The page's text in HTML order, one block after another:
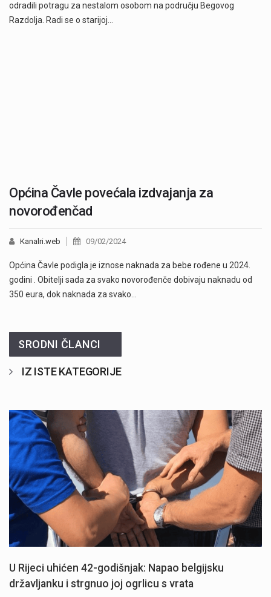
odradili potragu za nestalom osobom na području Begovog
Razdolja. Radi se o starijoj…
Općina Čavle povećala izdvajanja za
novorođenčad
Kanalri.web 09/02/2024
Općina Čavle podigla je iznose naknada za bebe rođene u 2024.
godini . Obitelji sada za svako novorođenče dobivaju naknadu od
350 eura, dok naknada za svako…
SRODNI ČLANCI
IZ ISTE KATEGORIJE
U Rijeci uhićen 42-godišnjak: Napao belgijsku
državljanku i strgnuo joj ogrlicu s vrata